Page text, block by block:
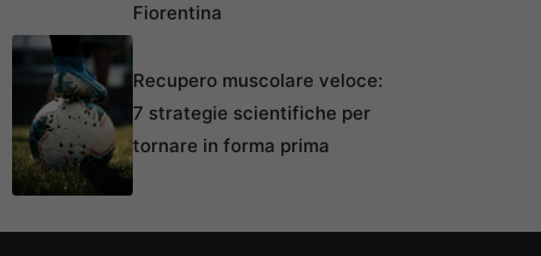
Fiorentina
Recupero muscolare veloce:
7 strategie scientifiche per
tornare in forma prima